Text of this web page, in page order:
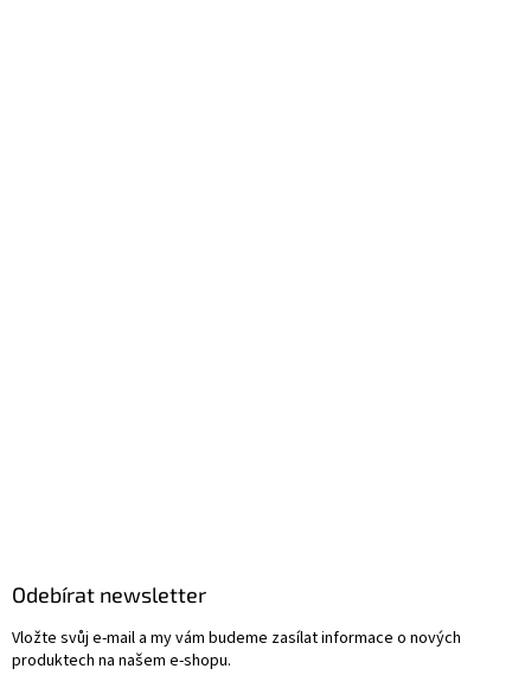
Odebírat newsletter
Vložte svůj e-mail a my vám budeme zasílat informace o nových
produktech na našem e-shopu.